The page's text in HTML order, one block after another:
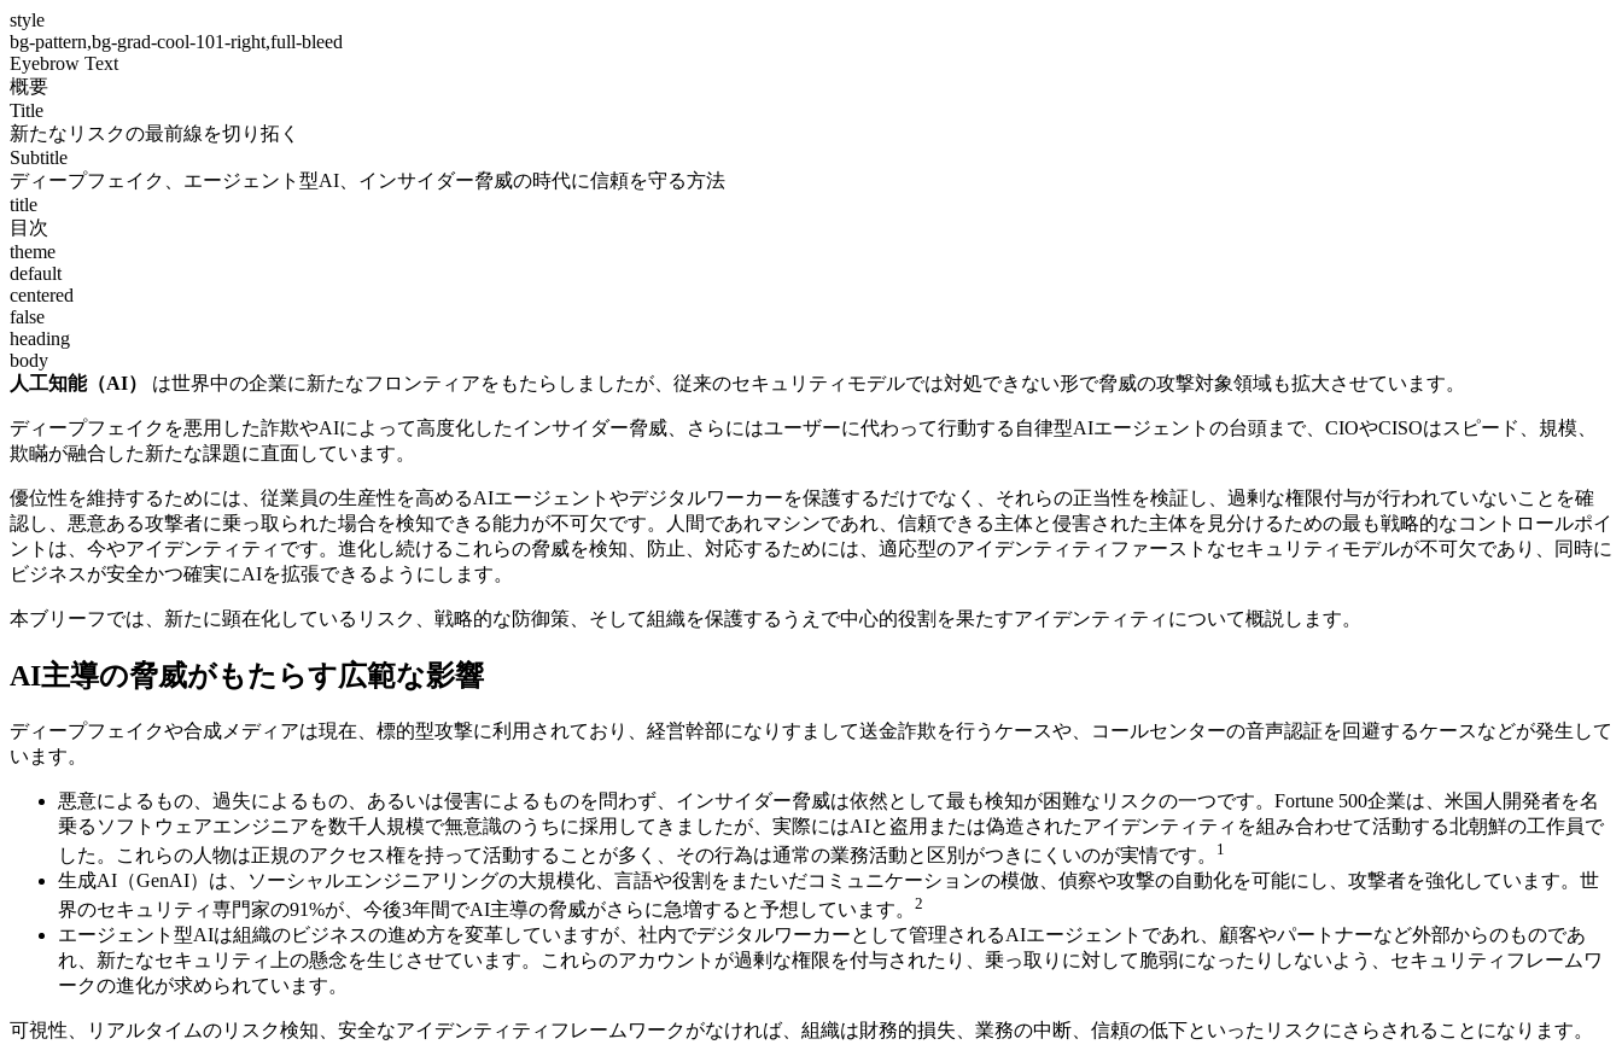
style
bg-pattern,bg-grad-cool-101-right,full-bleed
Eyebrow Text
概要
Title
新たなリスクの最前線を切り拓く
Subtitle
ディープフェイク、エージェント型AI、インサイダー脅威の時代に信頼を守る方法
title
目次
theme
default
centered
false
heading
body
人工知能（AI）
は世界中の企業に新たなフロンティアをもたらしましたが、従来のセキュリティモデルでは対処できない形で脅威の攻撃対象領域も拡大させています。
ディープフェイクを悪用した詐欺やAIによって高度化したインサイダー脅威、さらにはユーザーに代わって行動する自律型AIエージェントの台頭まで、CIOやCISOはスピード、規模、
欺瞞が融合した新たな課題に直面しています。
優位性を維持するためには、従業員の生産性を高めるAIエージェントやデジタルワーカーを保護するだけでなく、それらの正当性を検証し、過剰な権限付与が行われていないことを確
認し、悪意ある攻撃者に乗っ取られた場合を検知できる能力が不可欠です。人間であれマシンであれ、信頼できる主体と侵害された主体を見分けるための最も戦略的なコントロールポイ
ントは、今やアイデンティティです。進化し続けるこれらの脅威を検知、防止、対応するためには、適応型のアイデンティティファーストなセキュリティモデルが不可欠であり、同時に
ビジネスが安全かつ確実にAIを拡張できるようにします。
本ブリーフでは、新たに顕在化しているリスク、戦略的な防御策、そして組織を保護するうえで中心的役割を果たすアイデンティティについて概説します。
AI主導の脅威がもたらす広範な影響
ディープフェイクや合成メディアは現在、標的型攻撃に利用されており、経営幹部になりすまして送金詐欺を行うケースや、コールセンターの音声認証を回避するケースなどが発生して
います。
悪意によるもの、過失によるもの、あるいは侵害によるものを問わず、インサイダー脅威は依然として最も検知が困難なリスクの一つです。Fortune 500企業は、米国人開発者を名
乗るソフトウェアエンジニアを数千人規模で無意識のうちに採用してきましたが、実際にはAIと盗用または偽造されたアイデンティティを組み合わせて活動する北朝鮮の工作員で
した。これらの人物は正規のアクセス権を持って活動することが多く、その行為は通常の業務活動と区別がつきにくいのが実情です。
1
生成AI（GenAI）は、ソーシャルエンジニアリングの大規模化、言語や役割をまたいだコミュニケーションの模倣、偵察や攻撃の自動化を可能にし、攻撃者を強化しています。世
界のセキュリティ専門家の91%が、今後3年間でAI主導の脅威がさらに急増すると予想しています。 2
エージェント型AIは組織のビジネスの進め方を変革していますが、社内でデジタルワーカーとして管理されるAIエージェントであれ、顧客やパートナーなど外部からのものであ
れ、新たなセキュリティ上の懸念を生じさせています。これらのアカウントが過剰な権限を付与されたり、乗っ取りに対して脆弱になったりしないよう、セキュリティフレームワ
ークの進化が求められています。
可視性、リアルタイムのリスク検知、安全なアイデンティティフレームワークがなければ、組織は財務的損失、業務の中断、信頼の低下といったリスクにさらされることになります。